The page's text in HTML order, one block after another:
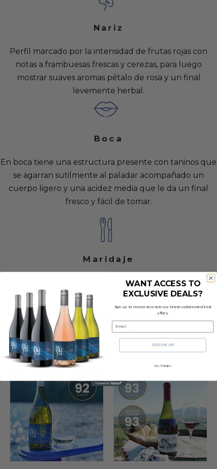
Nariz
Perfil marcado por la intensidad de frutas rojas con
notas a frambuesas frescas y cerezas, para luego
mostrar suaves aromas pétalo de rosa y un final
levemente herbal.
Boca
En boca tiene una estructura presente con taninos que
se agarran sutilmente al paladar acompañado un
cuerpo ligero y una acidez media que le da un final
fresco y fácil de tomar.
Maridaje
Pescados, mariscos, pastas y aves de caza.
TE SUGERIMOS
TAMBIÉN
WANT ACCESS TO
EXCLUSIVE DEALS?
Sign up to receive access to our latest updates and best
offers.
Email
SIGN ME UP!
NO, THANKS